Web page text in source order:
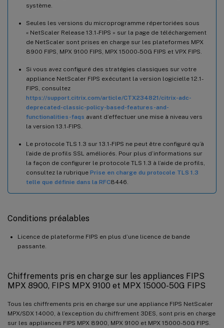
système.
Seules les versions du microprogramme répertoriées sous
« NetScaler Release 13.1-FIPS » sur la page de téléchargement
de NetScaler sont prises en charge sur les plateformes MPX
8900 FIPS, MPX 9100 FIPS, MPX 15000-50G FIPS et VPX FIPS.
Si vous avez configuré des stratégies classiques sur votre
appliance NetScaler FIPS exécutant la version logicielle 12.1-
FIPS, consultez
https://support.citrix.com/article/CTX234821/citrix-adc-
deprecated-classic-policy-based-features-and-
functionalities-faqs avant d’effectuer une mise à niveau vers
la version 13.1-FIPS.
Le protocole TLS 1.3 sur 13.1-FIPS ne peut être configuré qu’à
l’aide de profils SSL améliorés. Pour plus d’informations sur
la façon de configurer le protocole TLS 1.3 à l’aide de profils,
consultez la rubrique Prise en charge du protocole TLS 1.3
telle que définie dans la RFC8446.
Conditions préalables
Licence de plateforme FIPS en plus d’une licence de bande
passante.
Chiffrements pris en charge sur les appliances FIPS
MPX 8900, FIPS MPX 9100 et MPX 15000-50G FIPS
Tous les chiffrements pris en charge sur une appliance FIPS NetScaler
MPX/SDX 14000, à l’exception du chiffrement 3DES, sont pris en charge
sur les appliances FIPS MPX 8900, MPX 9100 et MPX 15000-50G FIPS.